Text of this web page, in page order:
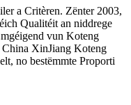
a Critèren. Zënter 2003,
Qualitéit an niddrege
vun Koteng
XinJiang Koteng
no bestëmmte Proporti